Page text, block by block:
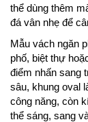
thể dùng thêm
đá vân nhẹ để
Mẫu vách ngăn
phố, biệt thự
điểm nhấn sang
sâu, khung oval
công năng, còn
thể sáng, sang